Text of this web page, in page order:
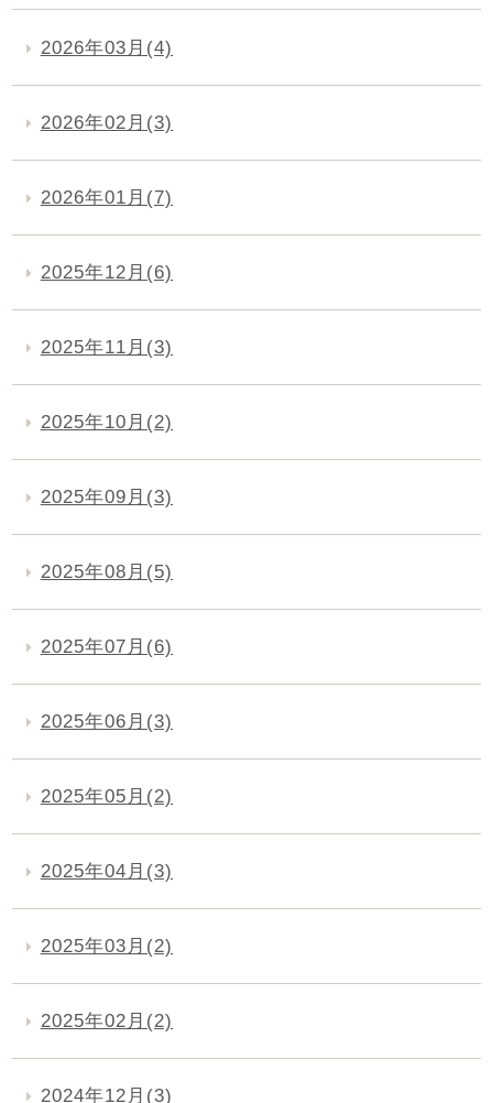
2026年03月(4)
2026年02月(3)
2026年01月(7)
2025年12月(6)
2025年11月(3)
2025年10月(2)
2025年09月(3)
2025年08月(5)
2025年07月(6)
2025年06月(3)
2025年05月(2)
2025年04月(3)
2025年03月(2)
2025年02月(2)
2024年12月(3)